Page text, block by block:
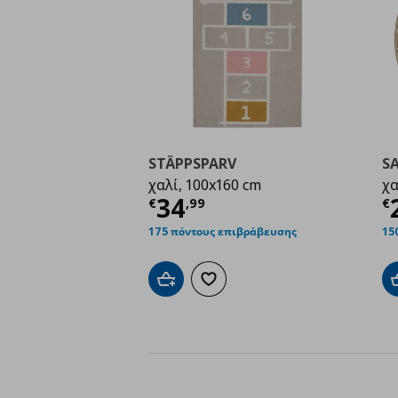
STÄPPSPARV
χαλί, 100x160 cm
€34,99
Τρέχουσα τιμή €
175 πόντους επιβράβευσης
Προσθήκη στο καλάθι
Προσθήκη στα αγαπημένα
€